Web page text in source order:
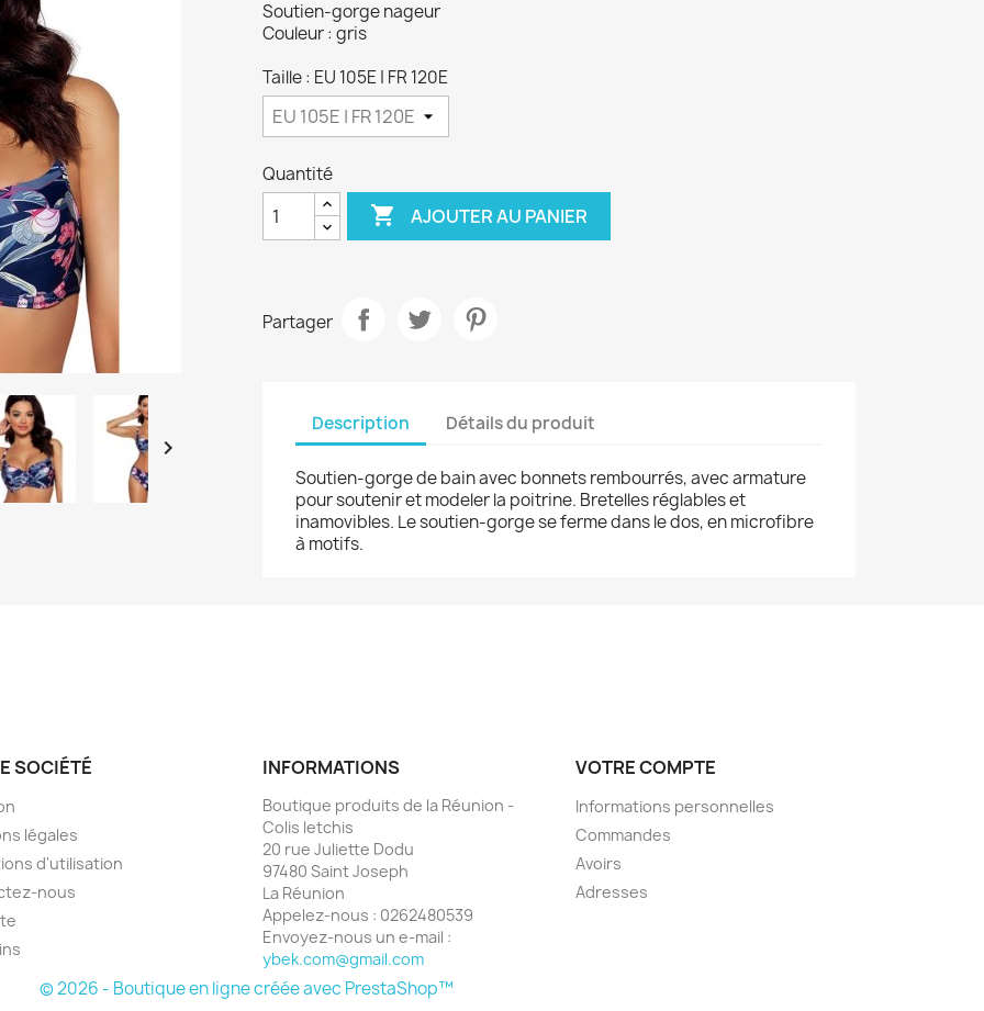

Soutien-gorge nageur
Couleur : gris
Taille : EU 105E | FR 120E
Quantité
 AJOUTER AU PANIER
Partager
Description Détails du produit
Soutien-gorge de bain avec bonnets rembourrés, avec armature
pour soutenir et modeler la poitrine. Bretelles réglables et
inamovibles. Le soutien-gorge se ferme dans le dos, en microfibre
à motifs.
SOCIÉTÉ
légales
d'utilisation
nous
INFORMATIONS
Boutique produits de la Réunion -
Colis letchis
20 rue Juliette Dodu
97480 Saint Joseph
La Réunion
Appelez-nous : 0262480539
Envoyez-nous un e-mail :
ybek.com@gmail.com
VOTRE COMPTE
Informations personnelles
Commandes
Avoirs
Adresses
© 2026 - Boutique en ligne créée avec PrestaShop™